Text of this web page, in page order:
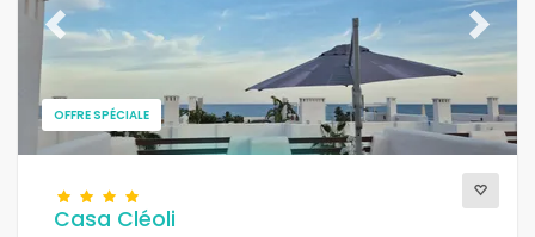
OFFRE SPÉCIALE
Previous Next
Casa Cléoli